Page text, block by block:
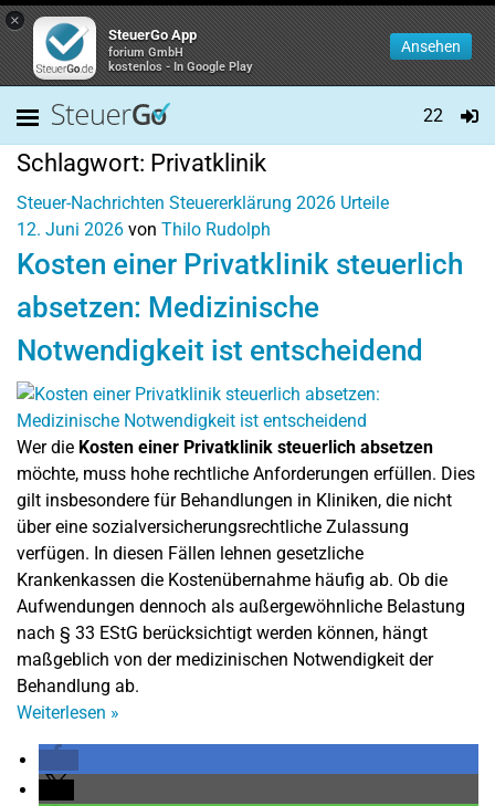
×
SteuerGo App
forium GmbH
kostenlos - In Google Play
Ansehen
22
Schlagwort: Privatklinik
Steuer-Nachrichten Steuererklärung 2026 Urteile
12. Juni 2026 von Thilo Rudolph
Kosten einer Privatklinik steuerlich
absetzen: Medizinische
Notwendigkeit ist entscheidend
Wer die Kosten einer Privatklinik steuerlich absetzen
möchte, muss hohe rechtliche Anforderungen erfüllen. Dies
gilt insbesondere für Behandlungen in Kliniken, die nicht
über eine sozialversicherungsrechtliche Zulassung
verfügen. In diesen Fällen lehnen gesetzliche
Krankenkassen die Kostenübernahme häufig ab. Ob die
Aufwendungen dennoch als außergewöhnliche Belastung
nach § 33 EStG berücksichtigt werden können, hängt
maßgeblich von der medizinischen Notwendigkeit der
Behandlung ab.
Weiterlesen »